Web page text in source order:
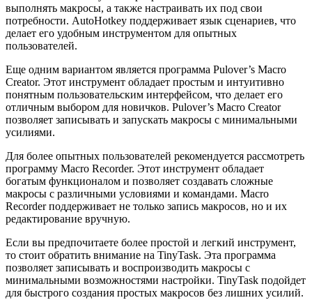
выполнять макросы, а также настраивать их под свои
потребности. AutoHotkey поддерживает язык сценариев, что
делает его удобным инструментом для опытных
пользователей.
Еще одним вариантом является программа Pulover’s Macro
Creator. Этот инструмент обладает простым и интуитивно
понятным пользовательским интерфейсом, что делает его
отличным выбором для новичков. Pulover’s Macro Creator
позволяет записывать и запускать макросы с минимальными
усилиями.
Для более опытных пользователей рекомендуется рассмотреть
программу Macro Recorder. Этот инструмент обладает
богатым функционалом и позволяет создавать сложные
макросы с различными условиями и командами. Macro
Recorder поддерживает не только запись макросов, но и их
редактирование вручную.
Если вы предпочитаете более простой и легкий инструмент,
то стоит обратить внимание на TinyTask. Эта программа
позволяет записывать и воспроизводить макросы с
минимальными возможностями настройки. TinyTask подойдет
для быстрого создания простых макросов без лишних усилий.